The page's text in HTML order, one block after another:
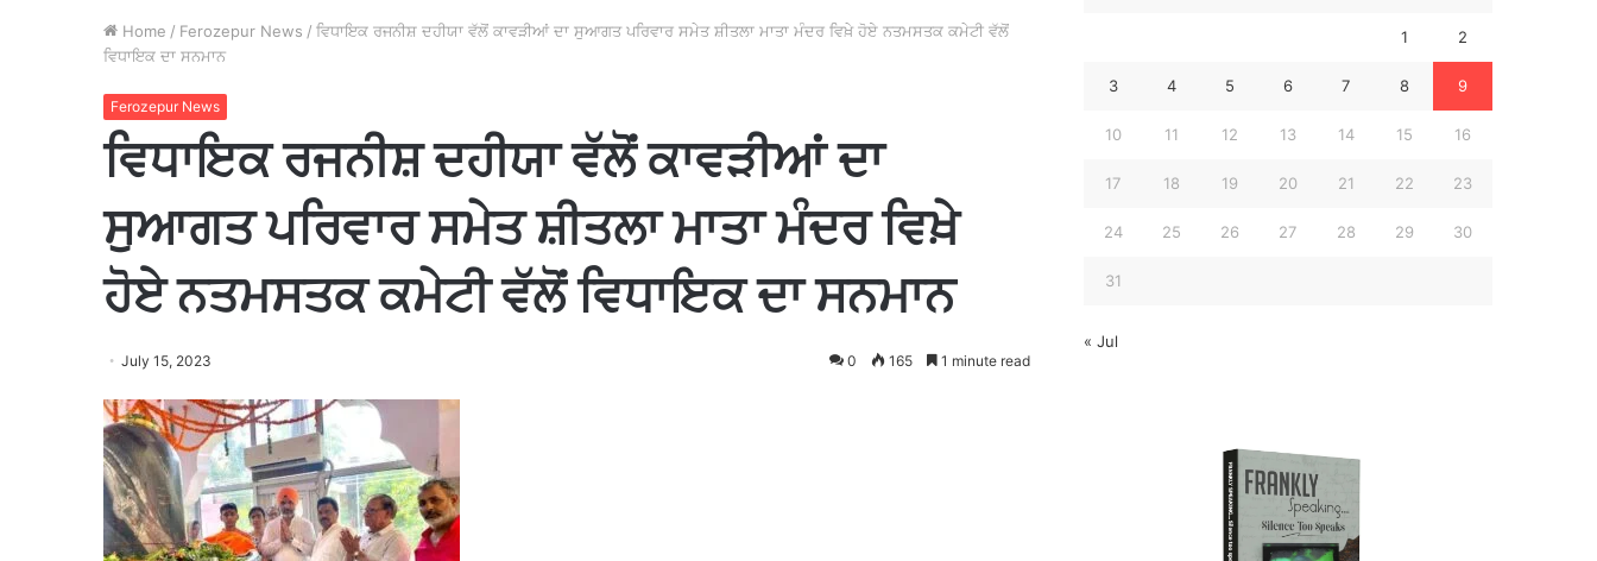
Home / Ferozepur News / ਵਿਧਾਇਕ ਰਜਨੀਸ਼ ਦਹੀਯਾ ਵੱਲੋਂ ਕਾਵੜੀਆਂ ਦਾ ਸੁਆਗਤ ਪਰਿਵਾਰ ਸਮੇਤ ਸ਼ੀਤਲਾ ਮਾਤਾ ਮੰਦਰ ਵਿਖ਼ੇ ਹੋਏ ਨਤਮਸਤਕ ਕਮੇਟੀ ਵੱਲੋਂ
ਵਿਧਾਇਕ ਦਾ ਸਨਮਾਨ
Ferozepur News
ਵਿਧਾਇਕ ਰਜਨੀਸ਼ ਦਹੀਯਾ ਵੱਲੋਂ ਕਾਵੜੀਆਂ ਦਾ
ਸੁਆਗਤ ਪਰਿਵਾਰ ਸਮੇਤ ਸ਼ੀਤਲਾ ਮਾਤਾ ਮੰਦਰ ਵਿਖ਼ੇ
ਹੋਏ ਨਤਮਸਤਕ ਕਮੇਟੀ ਵੱਲੋਂ ਵਿਧਾਇਕ ਦਾ ਸਨਮਾਨ
July 15, 2023 0 165 1 minute read
1 2
3 4 5 6 7 8 9
10 11 12 13 14 15 16
17 18 19 20 21 22 23
24 25 26 27 28 29 30
31
« Jul